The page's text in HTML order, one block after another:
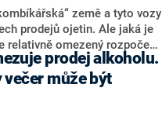
země a tyto vozy
prodejů ojetin. Ale jaká je
relativně omezený rozpočet
do 150 tisíc korun?
pěti dostupných ojetých
bezpečnou volbu a
když se budete chtít
prodej alkoholu.
může být